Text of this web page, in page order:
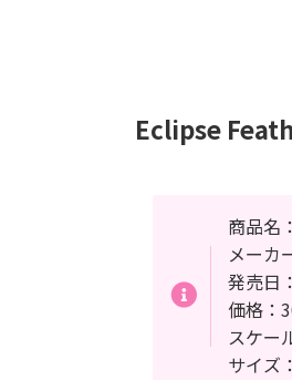
Eclipse
商品名
メーカ
発売日
価格：
スケー
サイズ